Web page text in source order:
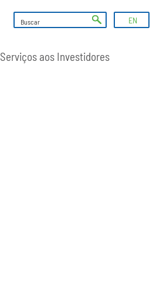
EN
Serviços aos Investidores